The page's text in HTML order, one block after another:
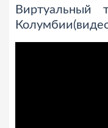
Виртуальный